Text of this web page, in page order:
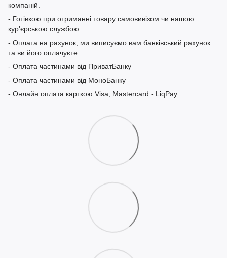
компаній.
- Готівкою при отриманні товару самовивізом чи нашою
кур'єрською службою.
- Оплата на рахунок, ми виписуємо вам банківський рахунок
та ви його оплачуєте.
- Оплата частинами від ПриватБанку
- Оплата частинами від МоноБанку
- Онлайн оплата карткою Visa, Mastercard - LiqPay